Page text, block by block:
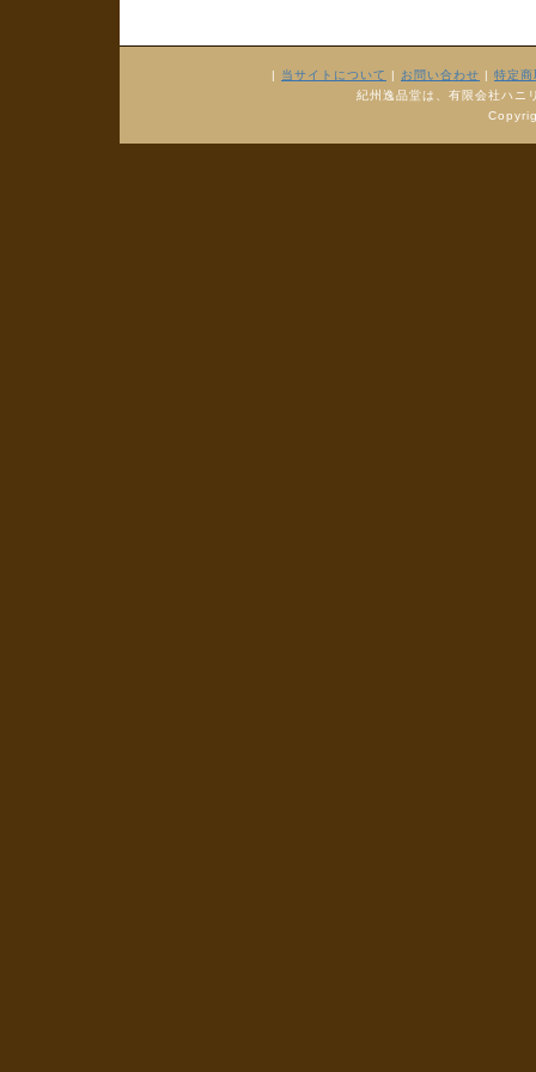
| 当サイトについて | お問い合わせ | 特定
紀州逸品堂は、有限会社ハニ